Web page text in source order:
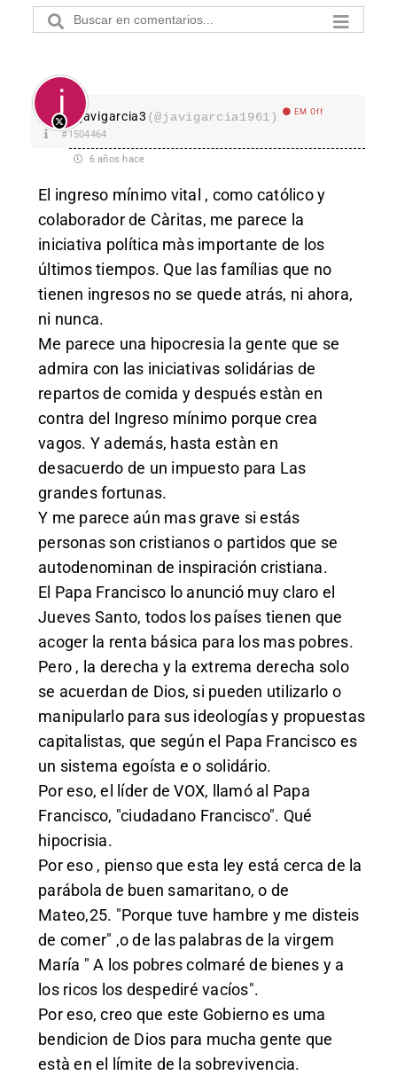
javigarcia3 (@javigarcia1961) EM Off
#1504464
6 años hace
El ingreso mínimo vital , como católico y
colaborador de Càritas, me parece la
iniciativa política màs importante de los
últimos tiempos. Que las famílias que no
tienen ingresos no se quede atrás, ni ahora,
ni nunca.
Me parece una hipocresia la gente que se
admira con las iniciativas solidárias de
repartos de comida y después estàn en
contra del Ingreso mínimo porque crea
vagos. Y además, hasta estàn en
desacuerdo de un impuesto para Las
grandes fortunas.
Y me parece aún mas grave si estás
personas son cristianos o partidos que se
autodenominan de inspiración cristiana.
El Papa Francisco lo anunció muy claro el
Jueves Santo, todos los países tienen que
acoger la renta básica para los mas pobres.
Pero , la derecha y la extrema derecha solo
se acuerdan de Dios, si pueden utilizarlo o
manipularlo para sus ideologías y propuestas
capitalistas, que según el Papa Francisco es
un sistema egoísta e o solidário.
Por eso, el líder de VOX, llamó al Papa
Francisco, "ciudadano Francisco". Qué
hipocrisia.
Por eso , pienso que esta ley está cerca de la
parábola de buen samaritano, o de
Mateo,25. "Porque tuve hambre y me disteis
de comer" ,o de las palabras de la virgem
María " A los pobres colmaré de bienes y a
los ricos los despediré vacíos".
Por eso, creo que este Gobierno es uma
bendicion de Dios para mucha gente que
està en el límite de la sobrevivencia.